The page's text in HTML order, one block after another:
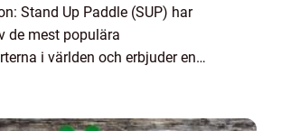
Stand Up Paddle (SUP) har
de mest populära
i världen och erbjuder en